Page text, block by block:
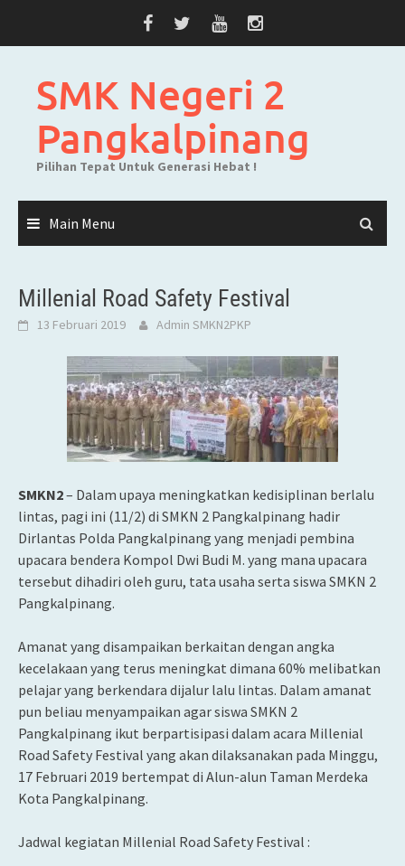
SMK Negeri 2
Pangkalpinang
Pilihan Tepat Untuk Generasi Hebat !
Main Menu
Millenial Road Safety Festival
13 Februari 2019 Admin SMKN2PKP
SMKN2– Dalam upaya meningkatkan kedisiplinan berlalu
lintas, pagi ini (11/2) di SMKN 2 Pangkalpinang hadir
Dirlantas Polda Pangkalpinang yang menjadi pembina
upacara bendera Kompol Dwi Budi M. yang mana upacara
tersebut dihadiri oleh guru, tata usaha serta siswa SMKN 2
Pangkalpinang.
Amanat yang disampaikan berkaitan dengan angka
kecelakaan yang terus meningkat dimana 60% melibatkan
pelajar yang berkendara dijalur lalu lintas. Dalam amanat
pun beliau menyampaikan agar siswa SMKN 2
Pangkalpinang ikut berpartisipasi dalam acara Millenial
Road Safety Festival yang akan dilaksanakan pada Minggu,
17 Februari 2019 bertempat di Alun-alun Taman Merdeka
Kota Pangkalpinang.
Jadwal kegiatan Millenial Road Safety Festival :